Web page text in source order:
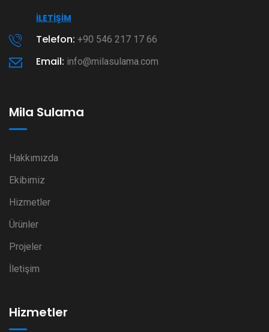
İLETIŞIM
Telefon: +90 546 217 17 66
Email: info@milasulama.com
Mila Sulama
Hakkımızda
Ekibimiz
Hizmetler
Ürünler
Projeler
İletişim
Hizmetler